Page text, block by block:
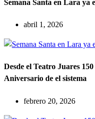
Semana Santa en Lara ya
abril 1, 2026
Desde el Teatro Juares
Aniversario de el sistema
febrero 20, 2026